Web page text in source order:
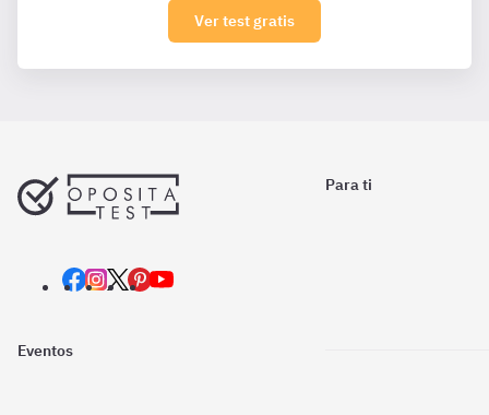
Ver test gratis
Para ti
Eventos